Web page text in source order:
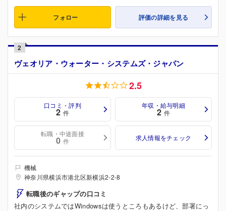
フォロー 評価の詳細を見る
2
ヴェオリア・ウォーター・システムズ・ジャパン
2.5
口コミ・評判
2 件
年収・給与明細
2 件
転職・中途面接
0 件 求人情報をチェック
機械
神奈川県横浜市港北区新横浜2-2-8
転職後のギャップの口コミ
社内のシステムではWindowsは使うところもあるけど、部署にっ